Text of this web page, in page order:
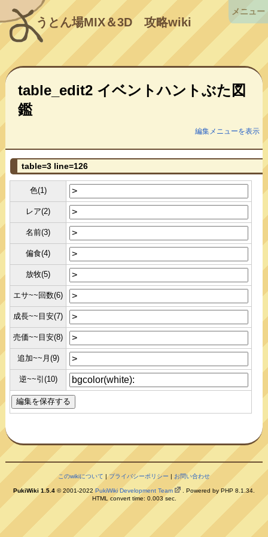
うとん場MIX＆3D攻略wiki
table_edit2 イベントハントぶた図
鑑
編集メニューを表示
table=3 line=126
色(1)
レア(2)
名前(3)
偏食(4)
放牧(5)
エサ~~回数(6)
成長~~目安(7)
売価~~目安(8)
追加~~月(9)
逆~~引(10)
このwikiについて |プライバシーポリシー | お問い合わせ
PukiWiki 1.5.4 © 2001-2022PukiWiki Development Team
. Powered by PHP 8.1.34.
HTML convert time: 0.003 sec.
メニュー